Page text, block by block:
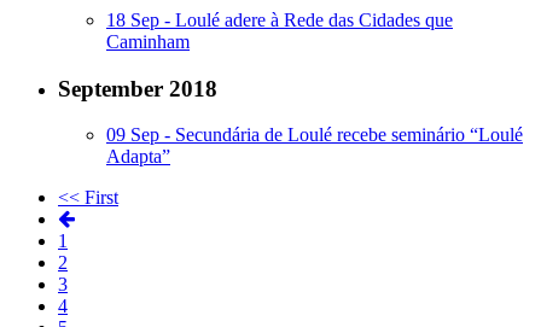
18 Sep - Loulé adere à Rede das Cidades que
Caminham
September 2018
09 Sep - Secundária de Loulé recebe seminário “Loulé
Adapta”
<< First
1
2
3
4